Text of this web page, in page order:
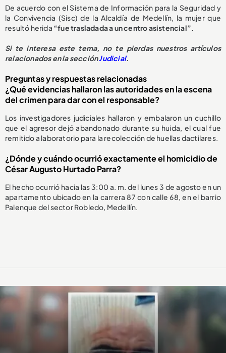
De acuerdo con el Sistema de Información para la Seguridad y
la Convivencia (Sisc) de la Alcaldía de Medellín, la mujer que
resultó herida “fue trasladada a un centro asistencial”.
Si te interesa este tema, no te pierdas nuestros artículos
relacionados en la secciónJudicial.
Preguntas y respuestas relacionadas
¿Qué evidencias hallaron las autoridades en la escena
del crimen para dar con el responsable?
Los investigadores judiciales hallaron y embalaron un cuchillo
que el agresor dejó abandonado durante su huida, el cual fue
remitido a laboratorio para la recolección de huellas dactilares.
¿Dónde y cuándo ocurrió exactamente el homicidio de
César Augusto Hurtado Parra?
El hecho ocurrió hacia las 3:00 a. m. del lunes 3 de agosto en un
apartamento ubicado en la carrera 87 con calle 68, en el barrio
Palenque del sector Robledo, Medellín.